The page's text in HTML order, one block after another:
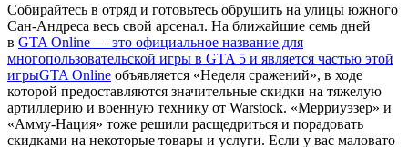
Собирайтесь в отряд и готовьтесь обрушить на улицы южного
Сан-Андреса весь свой арсенал. На ближайшие семь дней
в GTA Online — это официальное название для
многопользовательской игры в GTA 5 и является частью этой
игрыGTA Online объявляется «Неделя сражений», в ходе
которой предоставляются значительные скидки на тяжелую
артиллерию и военную технику от Warstock. «Мерриуэзер» и
«Амму-Нация» тоже решили расщедриться и порадовать
скидками на некоторые товары и услуги. Если у вас маловато